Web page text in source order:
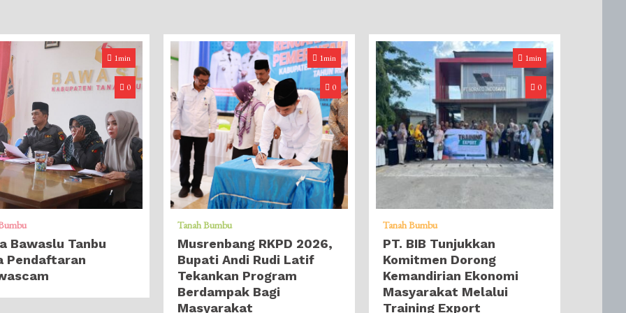
1min
0
Bawaslu Tanbu
Pendaftaran
1min
0
Tanah Bumbu
Musrenbang RKPD 2026,
Bupati Andi Rudi Latif
Tekankan Program
Berdampak Bagi
Masyarakat
1min
0
Tanah Bumbu
PT. BIB Tunjukkan
Komitmen Dorong
Kemandirian Ekonomi
Masyarakat Melalui
Training Export